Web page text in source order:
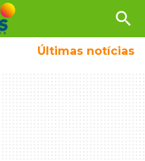
search
Últimas notícias